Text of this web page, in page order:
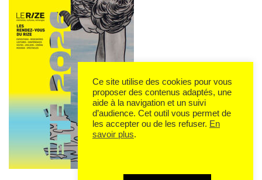
Ce site utilise des cookies pour vous
proposer des contenus adaptés, une
aide à la navigation et un suivi
d’audience. Cet outil vous permet de
les accepter ou de les refuser. En
savoir plus.